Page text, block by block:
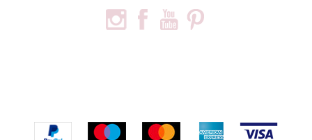
office@ninia.rs